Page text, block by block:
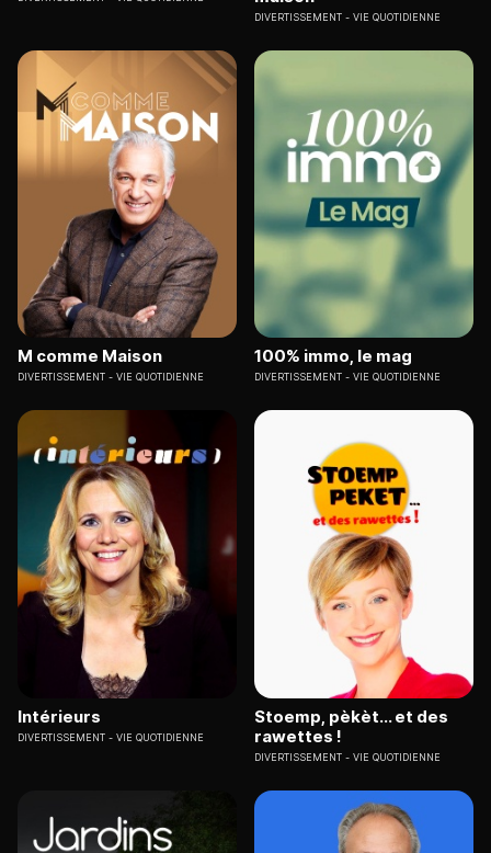
DIVERTISSEMENT VIE QUOTIDIENNE
M comme Maison
DIVERTISSEMENT VIE QUOTIDIENNE
100% immo, le mag
DIVERTISSEMENT VIE QUOTIDIENNE
Intérieurs
DIVERTISSEMENT VIE QUOTIDIENNE
Stoemp, pèkèt... et des
rawettes !
DIVERTISSEMENT VIE QUOTIDIENNE